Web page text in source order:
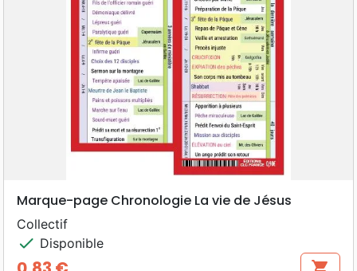
Marque-page Chronologie La vie de Jésus
Collectif
check Disponible